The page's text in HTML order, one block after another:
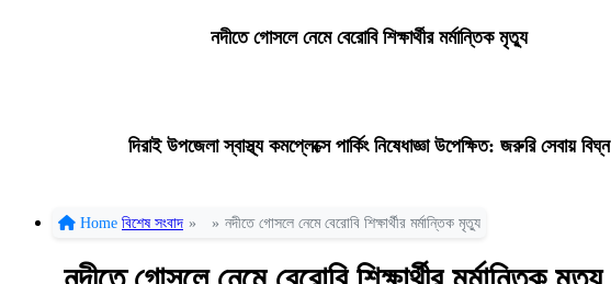
নদীতে গোসলে নেমে বেরোবি শিক্ষার্থীর মর্মান্তিক মৃত্যু
দিরাই উপজেলা স্বাস্থ্য কমপ্লেক্সে পার্কিং নিষেধাজ্ঞা উপেক্ষিত: জরুরি সেবায় বিঘ্ন
Home বিশেষ সংবাদ » » নদীতে গোসলে নেমে বেরোবি শিক্ষার্থীর মর্মান্তিক মৃত্যু